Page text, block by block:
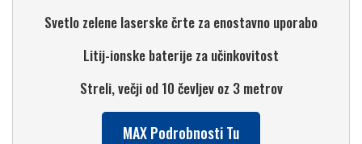
Svetlo zelene laserske črte za enostavno uporabo
Litij-ionske baterije za učinkovitost
Streli, večji od 10 čevljev oz 3 metrov
MAX Podrobnosti Tu